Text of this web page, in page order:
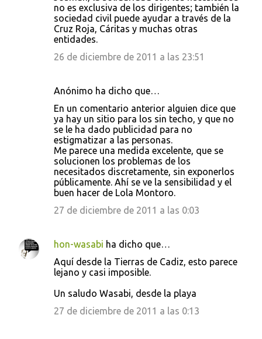
no es exclusiva de los dirigentes; también la
sociedad civil puede ayudar a través de la
Cruz Roja, Cáritas y muchas otras
entidades.
26 de diciembre de 2011 a las 23:51
Anónimo ha dicho que…
En un comentario anterior alguien dice que
ya hay un sitio para los sin techo, y que no
se le ha dado publicidad para no
estigmatizar a las personas.
Me parece una medida excelente, que se
solucionen los problemas de los
necesitados discretamente, sin exponerlos
públicamente. Ahí se ve la sensibilidad y el
buen hacer de Lola Montoro.
27 de diciembre de 2011 a las 0:03
hon-wasabi ha dicho que…
Aquí desde la Tierras de Cadiz, esto parece
lejano y casi imposible.
Un saludo Wasabi, desde la playa
27 de diciembre de 2011 a las 0:13